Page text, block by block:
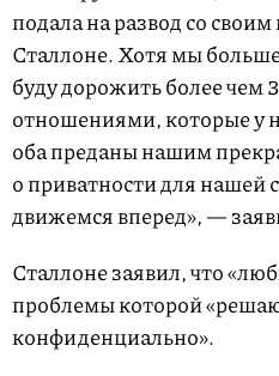
подала на развод со
Сталлоне. Хотя мы
буду дорожить более чем
отношениями, которые у
оба преданы нашим
о приватности для
движемся вперед», —
Сталлоне заявил, что
проблемы которой
конфиденциально».